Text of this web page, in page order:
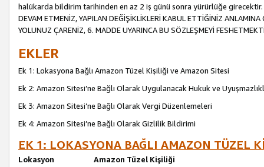
halükarda bildirim tarihinden en az 2 iş günü sonra yürürlüğe girecektir.
DEVAM ETMENİZ, YAPILAN DEĞİŞİKLİKLERİ KABUL ETTİĞİNİZ
YOLUNUZ ÇARENİZ, 6. MADDE UYARINCA BU SÖZLEŞMEYİ
EKLER
Ek 1: Lokasyona Bağlı Amazon Tüzel Kişiliği ve Amazon Sitesi
Ek 2: Amazon Sitesi’ne Bağlı Olarak Uygulanacak Hukuk ve
Ek 3: Amazon Sitesi’ne Bağlı Olarak Vergi Düzenlemeleri
Ek 4: Amazon Sitesi’ne Bağlı Olarak Gizlilik Bildirimi
EK 1: LOKASYONA BAĞLI AMAZON TÜZEL
Lokasyon
Amazon Tüzel Kişiliği